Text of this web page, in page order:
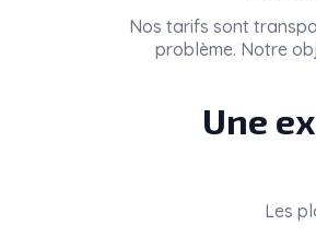
Nos tarifs sont
problème. Notre
Une
Les